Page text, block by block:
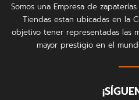
Somos una Empresa de
Tiendas estan ubicadas en la
objetivo tener representadas las
mayor prestigio en el